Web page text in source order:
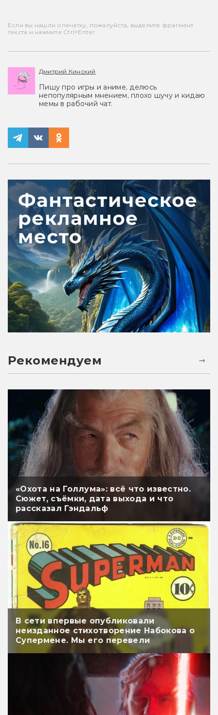
Если вы нашли опечатку, пожалуйста, выделите фрагмент
текста и нажмите Ctrl+Enter.
Дмитрий Кинский
Пишу про игры и аниме, делюсь
непопулярным мнением, плохо шучу и кидаю
мемы в рабочий чат.
Рекомендуем
«Охота на Голлума»: всё что известно.
Сюжет, съёмки, дата выхода и что
рассказал Гэндальф
В сети впервые опубликовали
неизданное стихотворение Набокова о
Супермене. Мы его перевели